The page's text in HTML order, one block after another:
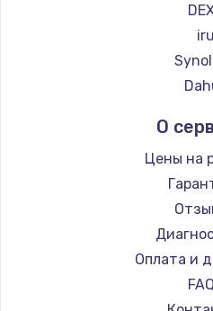
1260
2990
Ремонт
1330
iru
О
Цены на
Оплата и
FAQ